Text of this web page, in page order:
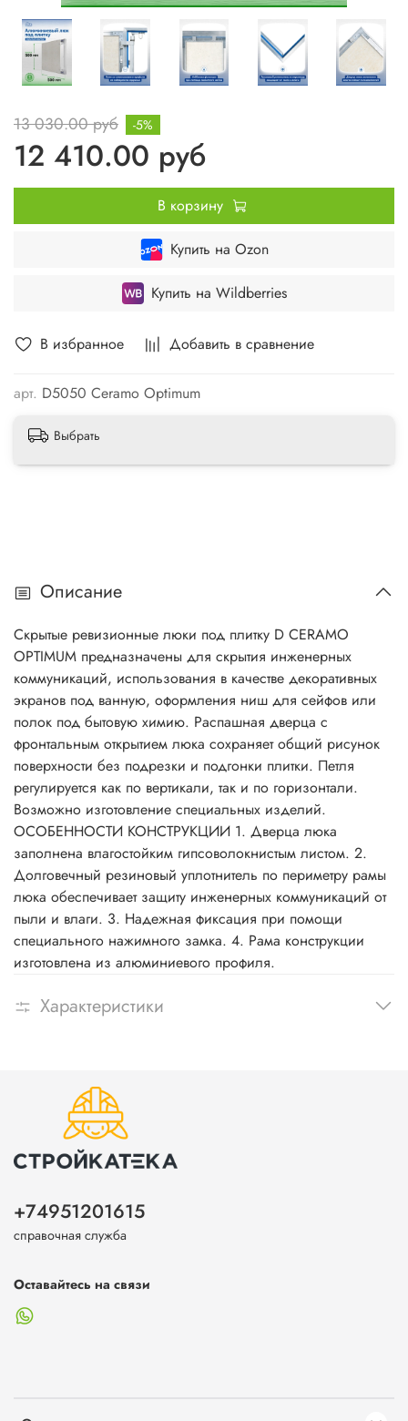
В избранное Добавить в сравнение
арт. D5050 Ceramo Optimum
13 030.00 руб
12 410.00 руб
-5%
В корзину
Купить на Ozon
Купить на Wildberries
Выбрать
Описание
Скрытые ревизионные люки под плитку D CERAMO
OPTIMUM предназначены для скрытия инженерных
коммуникаций, использования в качестве декоративных
экранов под ванную, оформления ниш для сейфов или
полок под бытовую химию. Распашная дверца с
фронтальным открытием люка сохраняет общий рисунок
поверхности без подрезки и подгонки плитки. Петля
регулируется как по вертикали, так и по горизонтали.
Возможно изготовление специальных изделий.
ОСОБЕННОСТИ КОНСТРУКЦИИ 1. Дверца люка
заполнена влагостойким гипсоволокнистым листом. 2.
Долговечный резиновый уплотнитель по периметру рамы
люка обеспечивает защиту инженерных коммуникаций от
пыли и влаги. 3. Надежная фиксация при помощи
специального нажимного замка. 4. Рама конструкции
изготовлена из алюминиевого профиля.
Характеристики
+74951201615
справочная служба
Оставайтесь на связи